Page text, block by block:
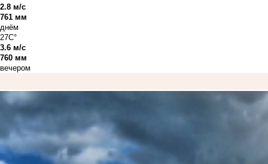
2.8 м/с
761 мм
днём
27C°
3.6 м/с
760 мм
вечером